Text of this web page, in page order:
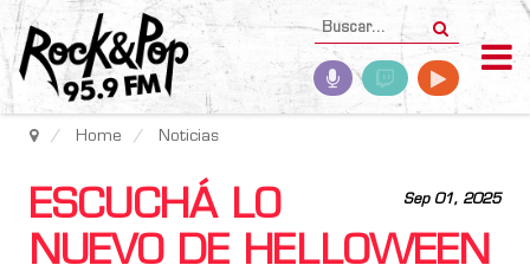
Home Noticias
Sep 01, 2025
ESCUCHÁ LO
NUEVO DE HELLOWEEN